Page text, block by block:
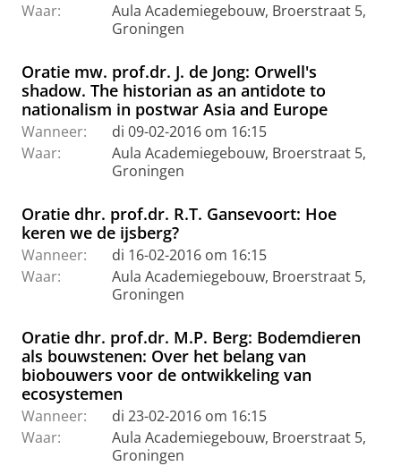
Waar:
Aula Academiegebouw, Broerstraat 5,
Groningen
Oratie mw. prof.dr. J. de Jong: Orwell's
shadow. The historian as an antidote to
nationalism in postwar Asia and Europe
Wanneer:
di 09-02-2016 om 16:15
Waar:
Aula Academiegebouw, Broerstraat 5,
Groningen
Oratie dhr. prof.dr. R.T. Gansevoort: Hoe
keren we de ijsberg?
Wanneer:
di 16-02-2016 om 16:15
Waar:
Aula Academiegebouw, Broerstraat 5,
Groningen
Oratie dhr. prof.dr. M.P. Berg: Bodemdieren
als bouwstenen: Over het belang van
biobouwers voor de ontwikkeling van
ecosystemen
Wanneer:
di 23-02-2016 om 16:15
Waar:
Aula Academiegebouw, Broerstraat 5,
Groningen